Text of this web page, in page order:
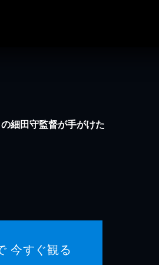
細田守監督が手がけた
今すぐ観る